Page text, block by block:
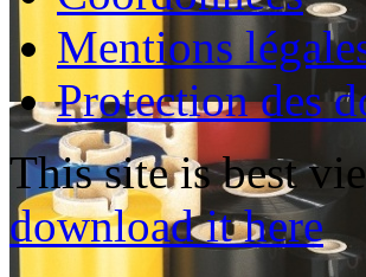
Mentions
Protection des
This site is best
download it here